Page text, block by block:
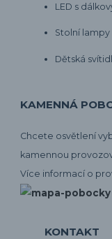
LED s
Stolní lampy
Dětská
KAMENNÁ
Chcete osvětlení
kamennou
Více informací o
KONTAKT